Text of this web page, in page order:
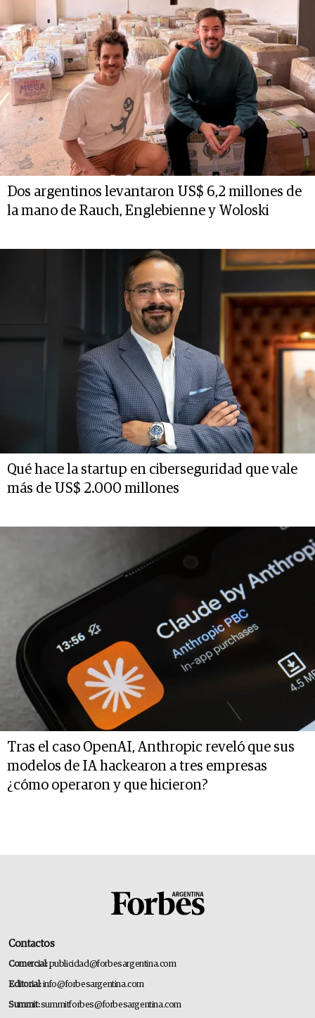
Dos argentinos levantaron US$ 6,2 millones de
la mano de Rauch, Englebienne y Woloski
Qué hace la startup en ciberseguridad que vale
más de US$ 2.000 millones
Tras el caso OpenAI, Anthropic reveló que sus
modelos de IA hackearon a tres empresas
¿cómo operaron y que hicieron?
Contactos
Comercial:publicidad@forbesargentina.com
Editorial:info@forbesargentina.com
Summit:summitforbes@forbesargentina.com